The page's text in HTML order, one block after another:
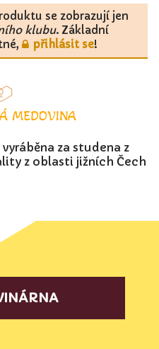
se zobrazují jen
klubu. Základní
přihlásit se!
MEDOVINA
za studena z
z oblasti jižních Čech